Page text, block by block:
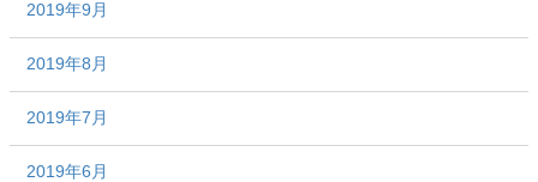
2019年9月
2019年8月
2019年7月
2019年6月